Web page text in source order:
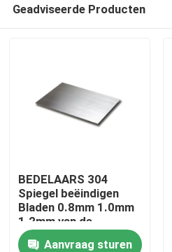
Thuis
Geadviseerde Producten
BEDELAARS 304
Spiegel beëindigen
Bladen 0.8mm 1.0mm
1.2mm van de
Roestvrij staalplaat
Aanvraag sturen